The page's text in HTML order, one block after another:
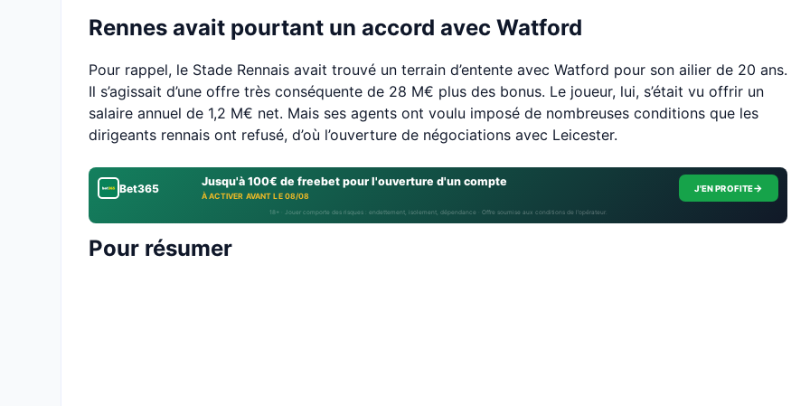
Rennes avait pourtant un accord avec Watford
Pour rappel, le Stade Rennais avait trouvé un terrain d’entente avec Watford pour son ailier de 20 ans.
Il s’agissait d’une offre très conséquente de 28 M€ plus des bonus. Le joueur, lui, s’était vu offrir un
salaire annuel de 1,2 M€ net. Mais ses agents ont voulu imposé de nombreuses conditions que les
dirigeants rennais ont refusé, d’où l’ouverture de négociations avec Leicester.
Bet365 Jusqu'à 100€ de freebet pour l'ouverture d'un compte
À ACTIVER AVANT LE 08/08
J'EN PROFITE→
18+ · Jouer comporte des risques : endettement, isolement, dépendance · Offre soumise aux conditions de l’opérateur.
Pour résumer